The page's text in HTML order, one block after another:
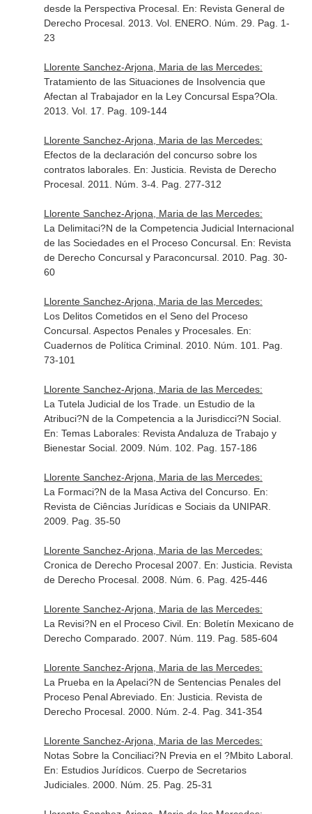
desde la Perspectiva Procesal. En: Revista General de
Derecho Procesal. 2013. Vol. ENERO. Núm. 29. Pag. 1-
23
Llorente Sanchez-Arjona, Maria de las Mercedes:
Tratamiento de las Situaciones de Insolvencia que
Afectan al Trabajador en la Ley Concursal Espa?Ola.
2013. Vol. 17. Pag. 109-144
Llorente Sanchez-Arjona, Maria de las Mercedes:
Efectos de la declaración del concurso sobre los
contratos laborales. En: Justicia. Revista de Derecho
Procesal. 2011. Núm. 3-4. Pag. 277-312
Llorente Sanchez-Arjona, Maria de las Mercedes:
La Delimitaci?N de la Competencia Judicial Internacional
de las Sociedades en el Proceso Concursal. En: Revista
de Derecho Concursal y Paraconcursal. 2010. Pag. 30-
60
Llorente Sanchez-Arjona, Maria de las Mercedes:
Los Delitos Cometidos en el Seno del Proceso
Concursal. Aspectos Penales y Procesales. En:
Cuadernos de Política Criminal. 2010. Núm. 101. Pag.
73-101
Llorente Sanchez-Arjona, Maria de las Mercedes:
La Tutela Judicial de los Trade. un Estudio de la
Atribuci?N de la Competencia a la Jurisdicci?N Social.
En: Temas Laborales: Revista Andaluza de Trabajo y
Bienestar Social. 2009. Núm. 102. Pag. 157-186
Llorente Sanchez-Arjona, Maria de las Mercedes:
La Formaci?N de la Masa Activa del Concurso. En:
Revista de Ciências Jurídicas e Sociais da UNIPAR
2009. Pag. 35-50
Llorente Sanchez-Arjona, Maria de las Mercedes:
Cronica de Derecho Procesal 2007. En: Justicia. Revista
de Derecho Procesal. 2008. Núm. 6. Pag. 425-446
Llorente Sanchez-Arjona, Maria de las Mercedes:
La Revisi?N en el Proceso Civil. En: Boletín Mexicano de
Derecho Comparado. 2007. Núm. 119. Pag. 585-604
Llorente Sanchez-Arjona, Maria de las Mercedes:
La Prueba en la Apelaci?N de Sentencias Penales del
Proceso Penal Abreviado. En: Justicia. Revista de
Derecho Procesal. 2000. Núm. 2-4. Pag. 341-354
Llorente Sanchez-Arjona, Maria de las Mercedes:
Notas Sobre la Conciliaci?N Previa en el ?Mbito Laboral.
En: Estudios Jurídicos. Cuerpo de Secretarios
Judiciales. 2000. Núm. 25. Pag. 25-31